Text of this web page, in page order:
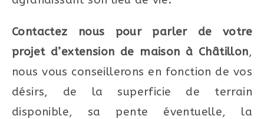
Contactez nous pour parler de votre
projet d’extension de maison à Châtillon,
nous vous conseillerons en fonction de vos
désirs, de la superficie de terrain
disponible, sa pente éventuelle, la